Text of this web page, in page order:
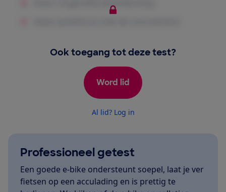
Ook toegang tot deze test?
Word lid
Al lid? Log in
Professioneel getest
Een goede e-bike ondersteunt soepel, laat je ver
fietsen op een acculading en is prettig te